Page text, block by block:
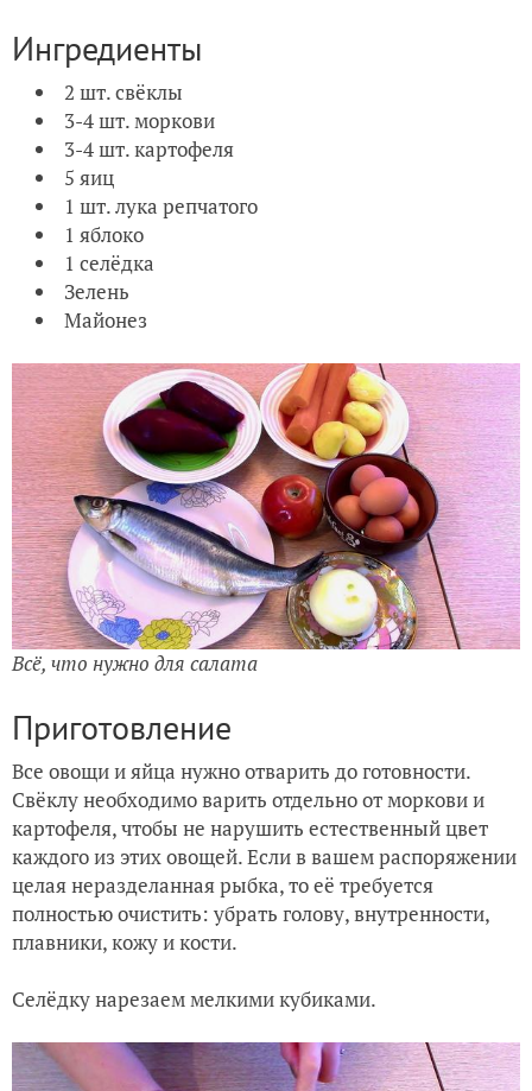
Ингредиенты
2 шт. свёклы
3-4 шт. моркови
3-4 шт. картофеля
5 яиц
1 шт. лука репчатого
1 яблоко
1 селёдка
Зелень
Майонез
Всё, что нужно для салата
Приготовление
Все овощи и яйца нужно отварить до готовности.
Свёклу необходимо варить отдельно от моркови и
картофеля, чтобы не нарушить естественный цвет
каждого из этих овощей. Если в вашем распоряжении
целая неразделанная рыбка, то её требуется
полностью очистить: убрать голову, внутренности,
плавники, кожу и кости.
Селёдку нарезаем мелкими кубиками.